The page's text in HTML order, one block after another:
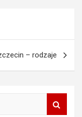
– rodzaje